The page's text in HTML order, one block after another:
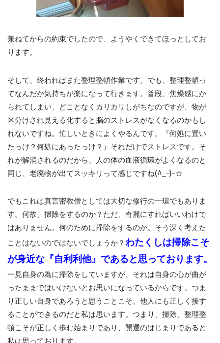
兼ねてからの約束でしたので、ようやくできてほっとしてお
ります。
そして、終わればまた整理整頓作業です。でも、整理整頓っ
てなんだか気持ちが楽になって行きます。普段、焦燥感にか
られてしまい、どことなくカリカリしがちなのですが、物が
区分けされ見える化すると脳のストレスがなくなるのかもし
れないですね。忙しいときによくやるんです。『何処に置い
たっけ？何処にあったっけ？』それだけでストレスです。そ
れが解消されるのだから、人の体の血液循環がよくなるのと
同じ、老廃物が出てスッキリって感じですね(^_-)-☆
でもこれは真言密教僧としては大切な修行の一環でもありま
す。何故、掃除をするのか？ただ、奇麗にすればいいわけで
はありません。何のために掃除をするのか。そう深く考えた
ことはないのではないでしょうか？ わたくしは掃除こそ
が身近な『自利利他』であると思っております。
一見自身の為に掃除をしていますが、それは自身の心が曲が
ったままではいけないとお思いになっているからです。つま
り正しい自身であろうと思うことこそ、他人にも正しく接す
ることができるのだと私は思います。つまり、掃除、整理整
頓こそが正しく歩む始まりであり、開運のはじまりであると
私は思っております。